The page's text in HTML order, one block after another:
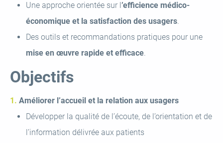
Une approche orientée sur l’efficience médico-
économique et la satisfaction des usagers.
Des outils et recommandations pratiques pour une
mise en œuvre rapide et efficace.
Objectifs
Améliorer l’accueil et la relation aux usagers
Développer la qualité de l’écoute, de l’orientation et de
l’information délivrée aux patients